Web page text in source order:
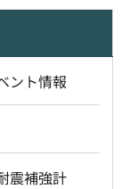
ント情報
震補強計